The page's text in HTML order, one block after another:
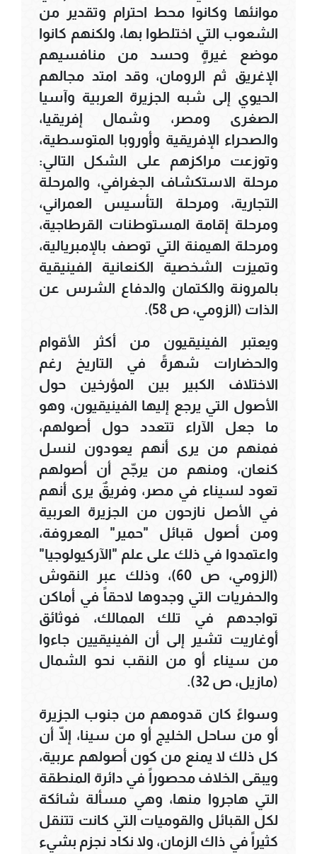
موانئها وكانوا محط احترام وتقدير من
الشعوب التي اختلطوا بها، ولكنهم كانوا
موضع غيرةٍ وحسد من منافسيهم
الإغريق ثم الرومان، وقد امتد مجالهم
الحيوي إلى شبه الجزيرة العربية وآسيا
الصغرى ومصر، وشمال إفريقيا،
والصحراء الإفريقية وأوروبا المتوسطية،
وتوزعت مراكزهم على الشكل التالي:
مرحلة الاستكشاف الجغرافي، والمرحلة
التجارية، ومرحلة التأسيس العمراني،
ومرحلة إقامة المستوطنات القرطاجية،
ومرحلة الهيمنة التي توصف بالإمبريالية،
وتميزت الشخصية الكنعانية الفينيقية
بالمرونة والكتمان والدفاع الشرس عن
الذات (الزومي، ص 58).
ويعتبر الفينيقيون من أكثر الأقوام
والحضارات شهرةً في التاريخ رغم
الاختلاف الكبير بين المؤرخين حول
الأصول التي يرجع إليها الفينيقيون، وهو
ما جعل الآراء تتعدد حول أصولهم،
فمنهم من يرى أنهم يعودون لنسل
كنعان، ومنهم من يرجّح أن أصولهم
تعود لسيناء في مصر، وفريقٌ يرى أنهم
في الأصل نازحون من الجزيرة العربية
ومن أصول قبائل "حمير" المعروفة،
واعتمدوا في ذلك على علم "الآركيولوجيا"
(الزومي، ص 60)، وذلك عبر النقوش
والحفريات التي وجدوها لاحقاً في أماكن
تواجدهم في تلك الممالك، فوثائق
أوغاريت تشير إلى أن الفينيقيين جاءوا
من سيناء أو من النقب نحو الشمال
(مازيل، ص 32).
وسواءً كان قدومهم من جنوب الجزيرة
أو من ساحل الخليج أو من سينا، إلّا أن
كل ذلك لا يمنع من كون أصولهم عربية،
ويبقى الخلاف محصوراً في دائرة المنطقة
التي هاجروا منها، وهي مسألة شائكة
لكل القبائل والقوميات التي كانت تتنقل
كثيراً في ذاك الزمان، ولا نكاد نجزم بشيء